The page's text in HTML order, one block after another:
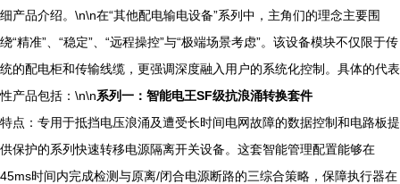
细产品介绍。\n\n在“其他配电输电设备”系列中，主角们的理念主要围
绕“精准”、“稳定”、“远程操控”与“极端场景考虑”。该设备模块不仅限于传
统的配电柜和传输线缆，更强调深度融入用户的系统化控制。具体的代表
性产品包括：\n\n系列一：智能电王SF级抗浪涌转换套件
特点：专用于抵挡电压浪涌及遭受长时间电网故障的数据控制和电路板提
供保护的系列快速转移电源隔离开关设备。这套智能管理配置能够在
45ms时间内完成检测与原离/闭合电源断路的三综合策略，保障执行器在